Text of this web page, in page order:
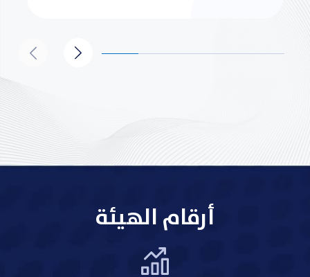
أرقام الهيئة